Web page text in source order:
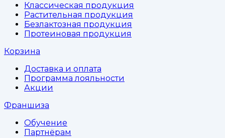
Классическая продукция
Растительная продукция
Безлактозная продукция
Протеиновая продукция
Корзина
Доставка и оплата
Программа лояльности
Акции
Франшиза
Обучение
Партнёрам